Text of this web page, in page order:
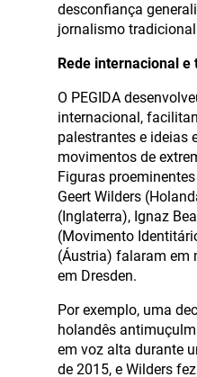
desconfiança
jornalismo
Rede internacional
O PEGIDA
internacional,
palestrantes e ideias
movimentos de
Figuras
Geert Wilders
(Inglaterra), Ignaz
(Movimento
(Áustria) falaram em
em Dresden.
Por exemplo, uma
holandês
em voz alta durante
de 2015, e Wilders